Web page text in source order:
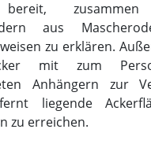
zu erreichen.
kam eine
John-F.-Kennedy-
und Bus
Mascheroder Holz
zu Fuß durch
erreichten. Der